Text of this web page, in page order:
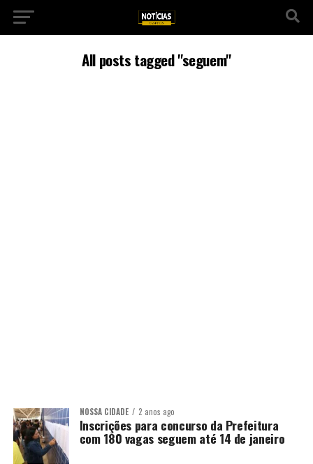
All posts tagged "seguem"
NOSSA CIDADE 2 anos ago
Inscrições para concurso da Prefeitura
com 180 vagas seguem até 14 de janeiro